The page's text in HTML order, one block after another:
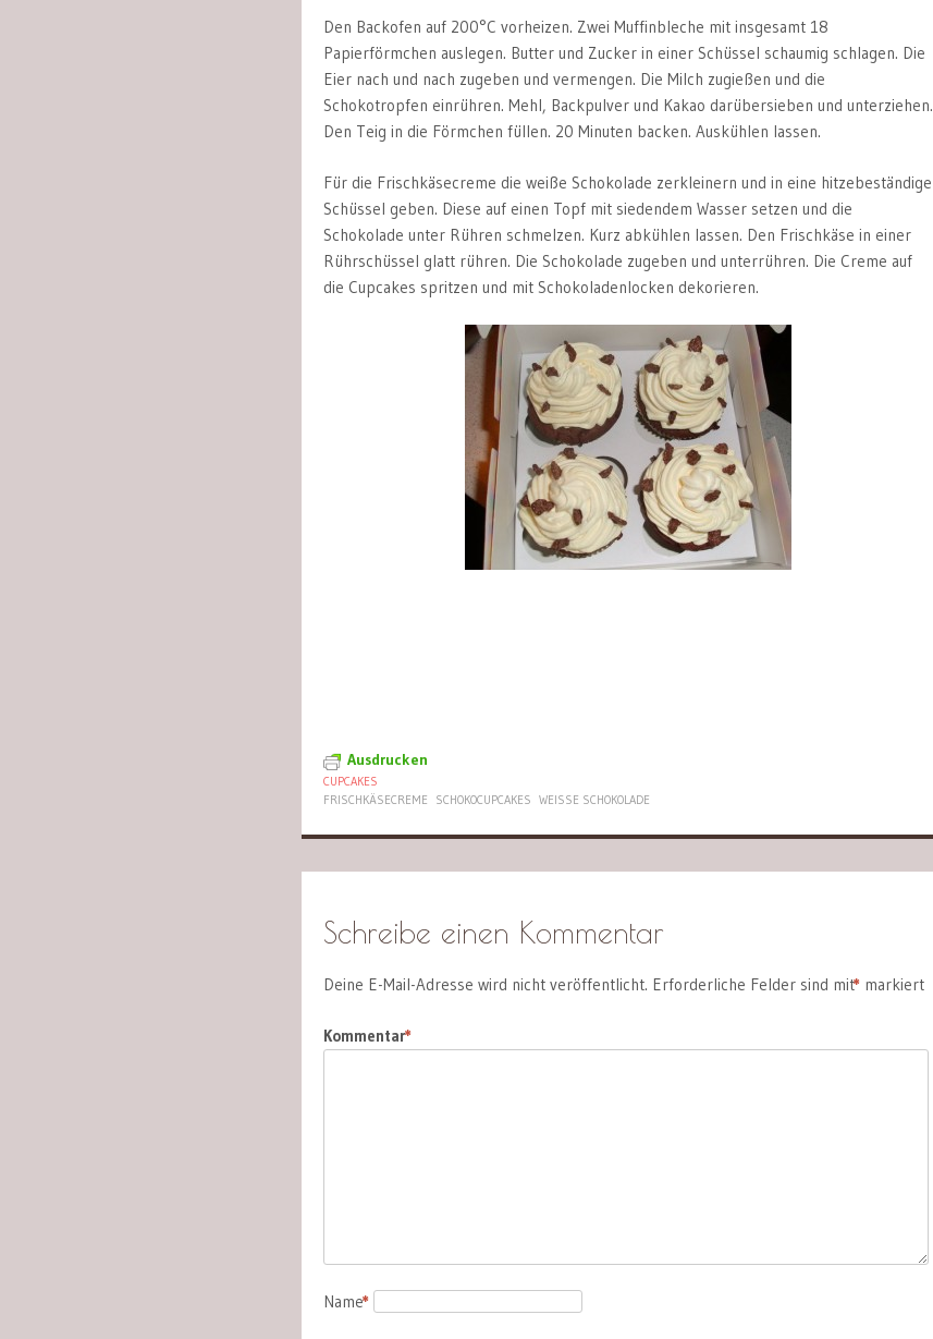
Den Backofen auf 200°C vorheizen. Zwei Muffinbleche mit insgesamt 18
Papierförmchen auslegen. Butter und Zucker in einer Schüssel schaumig schlagen. Die
Eier nach und nach zugeben und vermengen. Die Milch zugießen und die
Schokotropfen einrühren. Mehl, Backpulver und Kakao darübersieben und unterziehen.
Den Teig in die Förmchen füllen. 20 Minuten backen. Auskühlen lassen.
Für die Frischkäsecreme die weiße Schokolade zerkleinern und in eine hitzebeständige
Schüssel geben. Diese auf einen Topf mit siedendem Wasser setzen und die
Schokolade unter Rühren schmelzen. Kurz abkühlen lassen. Den Frischkäse in einer
Rührschüssel glatt rühren. Die Schokolade zugeben und unterrühren. Die Creme auf
die Cupcakes spritzen und mit Schokoladenlocken dekorieren.
Ausdrucken
CUPCAKES
FRISCHKÄSECREME
SCHOKOCUPCAKES WEISSE SCHOKOLADE
Schreibe einen Kommentar
Deine E-Mail-Adresse wird nicht veröffentlicht. Erforderliche Felder sind mit
* markiert
Kommentar
*
Name
*